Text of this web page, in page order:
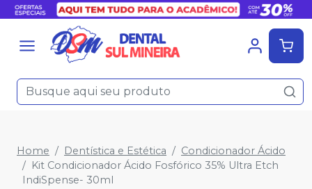
Home Dentística e Estética
Condicionador Ácido
Kit Condicionador Ácido Fosfórico 35% Ultra Etch
IndiSpense- 30ml